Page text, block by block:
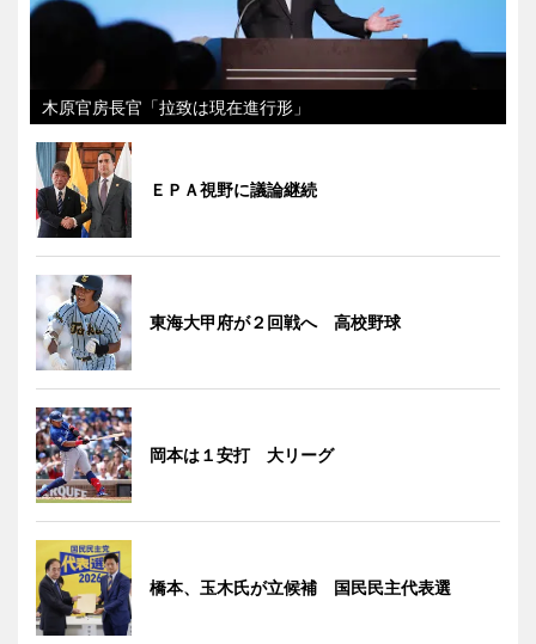
木原官房長官「拉致は現在進行形」
ＥＰＡ視野に議論継続
東海大甲府が２回戦へ 高校野球
岡本は１安打 大リーグ
橋本、玉木氏が立候補 国民民主代表選